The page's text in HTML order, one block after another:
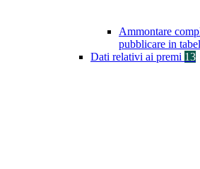
Ammontare
pubblicare in
Dati relativi ai premi 13